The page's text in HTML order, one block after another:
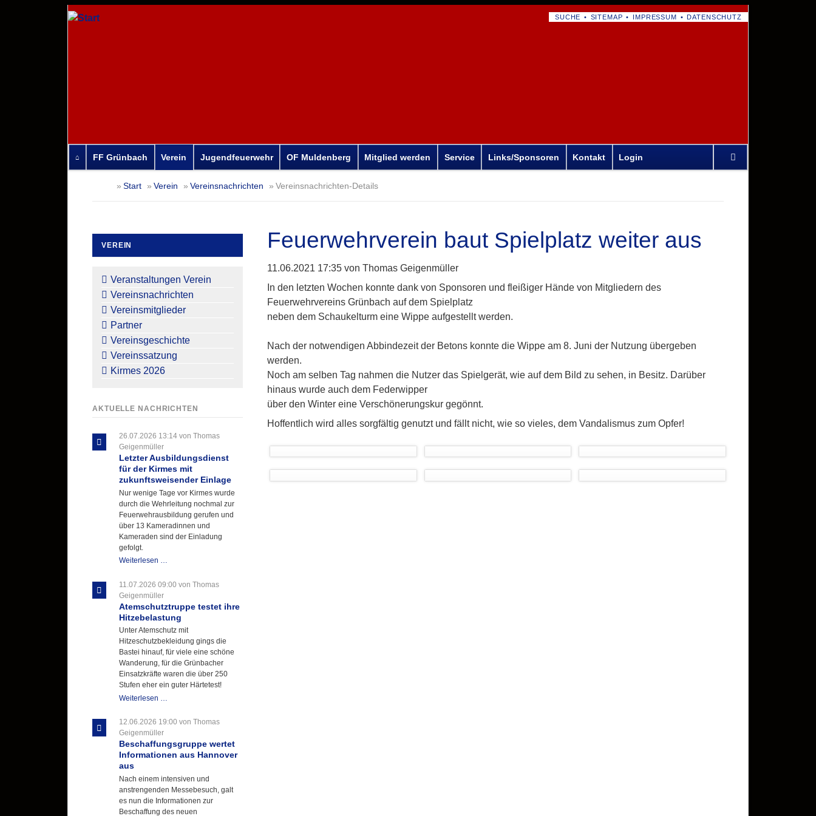
NAVIGATION
SUCHE SITEMAP IMPRESSUM DATENSCHUTZ
überspringen
FF Grünbach Verein Jugendfeuerwehr OF Muldenberg Mitglied werden Service Links/Sponsoren Kontakt Login
überspringen
Start Verein Vereinsnachrichten Vereinsnachrichten-Details
Feuerwehrverein baut Spielplatz weiter aus
11.06.2021 17:35 von Thomas Geigenmüller
In den letzten Wochen konnte dank von Sponsoren und fleißiger Hände von Mitgliedern des
Feuerwehrvereins Grünbach auf dem Spielplatz
neben dem Schaukelturm eine Wippe aufgestellt werden.
Nach der notwendigen Abbindezeit der Betons konnte die Wippe am 8. Juni der Nutzung übergeben
werden.
Noch am selben Tag nahmen die Nutzer das Spielgerät, wie auf dem Bild zu sehen, in Besitz. Darüber
hinaus wurde auch dem Federwipper
über den Winter eine Verschönerungskur gegönnt.
Hoffentlich wird alles sorgfältig genutzt und fällt nicht, wie so vieles, dem Vandalismus zum Opfer!
VEREIN
überspringen
Veranstaltungen Verein
Vereinsnachrichten
Vereinsmitglieder
Partner
Vereinsgeschichte
Vereinssatzung
Kirmes 2026
AKTUELLE NACHRICHTEN
26.07.2026 13:14 von Thomas
Geigenmüller
Letzter Ausbildungsdienst
für der Kirmes mit
zukunftsweisender Einlage
Nur wenige Tage vor Kirmes wurde
durch die Wehrleitung nochmal zur
Feuerwehrausbildung gerufen und
über 13 Kameradinnen und
Kameraden sind der Einladung
gefolgt.
Weiterlesen …
für
Kirmes
mit
zukunftsweisender
Einlage
11.07.2026 09:00 von Thomas
Geigenmüller
Atemschutztruppe testet ihre
Hitzebelastung
Unter Atemschutz mit
Hitzeschutzbekleidung gings die
Bastei hinauf, für viele eine schöne
Wanderung, für die Grünbacher
Einsatzkräfte waren die über 250
Stufen eher ein guter Härtetest!
Weiterlesen …
ihre
12.06.2026 19:00 von Thomas
Geigenmüller
Beschaffungsgruppe wertet
Informationen aus Hannover
aus
Nach einem intensiven und
anstrengenden Messebesuch, galt
es nun die Informationen zur
Beschaffung des neuen